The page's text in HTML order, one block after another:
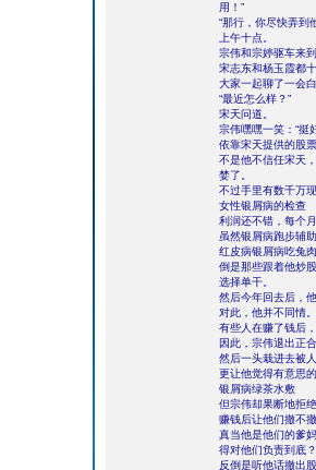
用！”
“那行，你尽快弄到
上午十点。
宗伟和宗婷驱车来
宋志东和杨玉霞都
大家一起聊了一会
“最近怎么样？”
宋天问道。
宗伟嘿嘿一笑：“挺
依靠宋天提供的股
不是他不信任宋天
婪了。
不过手里有数千万
女性银屑病的检查
利润还不错，每个
虽然银屑病跑步辅
红皮病银屑病吃兔肉
倒是那些跟着他炒
选择单干。
然后今年回去后，
对此，他并不同情。
有些人在赚了钱后
因此，宗伟退出正
然后一头栽进去被
更让他觉得有意思
银屑病绿茶水敷
但宗伟却果断地拒
赚钱后让他们撤不
真当他是他们的爹
得对他们负责到底？
反倒是听他话撤出